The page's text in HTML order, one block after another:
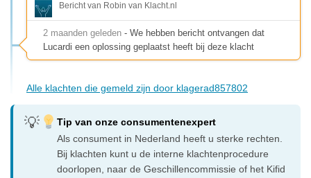
Bericht van Robin van Klacht.nl
2 maanden geleden - We hebben bericht ontvangen dat
Lucardi een oplossing geplaatst heeft bij deze klacht
Alle klachten die gemeld zijn door klagerad857802
Tip van onze consumentenexpert
Als consument in Nederland heeft u sterke rechten.
Bij klachten kunt u de interne klachtenprocedure
doorlopen, naar de Geschillencommissie of het Kifid